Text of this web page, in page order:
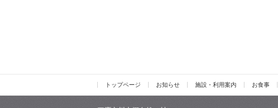
トップページ お知らせ 施設・利用案内 お食事